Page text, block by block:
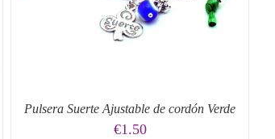
Pulsera Suerte Ajustable de cordón Verde
€1.50